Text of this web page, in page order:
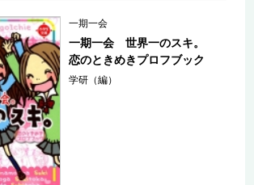
一期一会
一期一会 世界一のスキ。
恋のときめきプロフブック
学研（編）